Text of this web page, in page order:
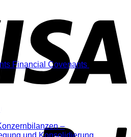
Financial Covenants